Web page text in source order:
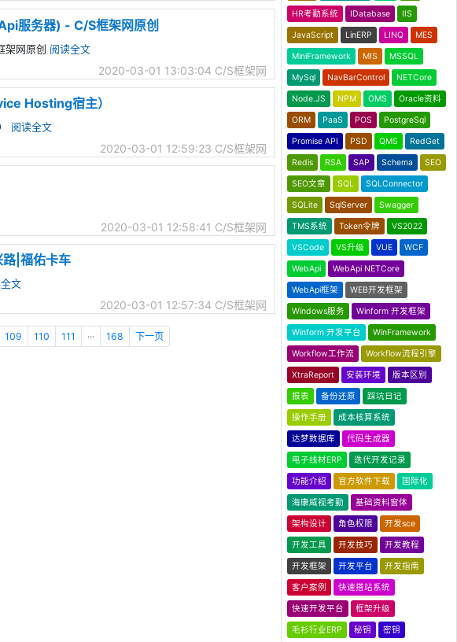
服务器) - C/S框架网原创
架网原创 阅读全文
2020-03-01 13:03:04 C/S框架网
Hosting宿主）
阅读全文
2020-03-01 12:59:23 C/S框架网
2020-03-01 12:58:41 C/S框架网
|福佑卡车
文
2020-03-01 12:57:34 C/S框架网
109 110 111 ··· 168 下一页
HR考勤系统 IDatabase IIS
JavaScript LinERP LINQ MES
MiniFramework MIS MSSQL
MySql NavBarControl NETCore
Node.JS NPM OMS Oracle资料
ORM PaaS POS PostgreSql
Promise API PSD QMS RedGet
Redis RSA SAP Schema SEO
SEO文章 SQL SQLConnector
SQLite SqlServer Swagger
TMS系统 Token令牌 VS2022
VSCode VS升级 VUE WCF
WebApi WebApi NETCore
WebApi框架 WEB开发框架
Windows服务 Winform 开发框架
Winform 开发平台 WinFramework
Workflow工作流 Workflow流程引擎
XtraReport 安装环境 版本区别
报表 备份还原 踩坑日记
操作手册 成本核算系统
达梦数据库 代码生成器
电子线材ERP 迭代开发记录
功能介绍 官方软件下载 国际化
海康威视考勤 基础资料窗体
架构设计 角色权限 开发sce
开发工具 开发技巧 开发教程
开发框架 开发平台 开发指南
客户案例 快速搭站系统
快速开发平台 框架升级
毛衫行业ERP 秘钥 密钥